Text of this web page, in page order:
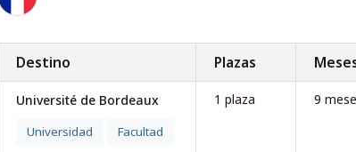
Destino Plazas
Université de Bordeaux
Universidad Facultad
1 plaza 9